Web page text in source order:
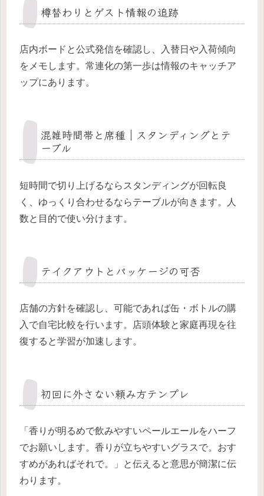
樽替わりとゲスト情報の追跡
店内ボードと公式発信を確認し、入替日や入荷傾向
をメモします。常連化の第一歩は情報のキャッチア
ップにあります。
混雑時間帯と席種｜スタンディングとテ
ーブル
短時間で切り上げるならスタンディングが回転良
く、ゆっくり合わせるならテーブルが向きます。人
数と目的で使い分けます。
テイクアウトとパッケージの可否
店舗の方針を確認し、可能であれば缶・ボトルの購
入で自宅比較を行います。店頭体験と家庭再現を往
復すると学習が加速します。
初回に外さない頼み方テンプレ
「香りが明るめで飲みやすいペールエールをハーフ
でお願いします。香りが立ちやすいグラスで。おす
すめがあればそれで。」と伝えると意思が簡潔に伝
わります。